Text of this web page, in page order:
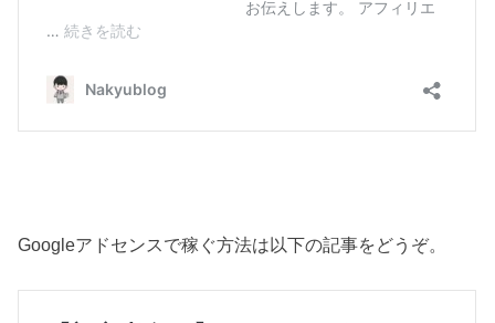
Googleアドセンスで稼ぐ方法は以下の記事をどうぞ。